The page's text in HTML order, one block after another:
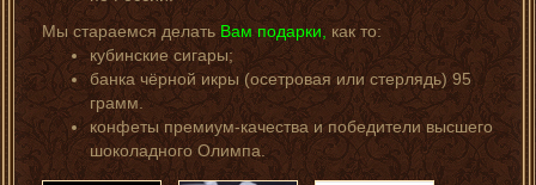
Мы стараемся делатьВам подарки, как то:
кубинские сигары;
банка чёрной икры (осетровая или стерлядь) 95
грамм.
конфеты премиум-качества и победители высшего
шоколадного Олимпа.